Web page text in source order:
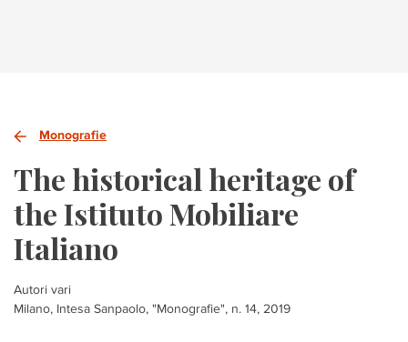
Monografie
The historical heritage of
the Istituto Mobiliare
Italiano
Autori vari
Milano, Intesa Sanpaolo, "Monografie", n. 14, 2019